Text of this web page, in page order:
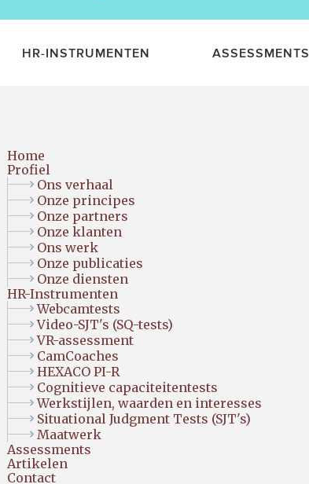
HR-INSTRUMENTEN ASSESSMENTS
Home
Profiel
Ons verhaal
Onze principes
Onze partners
Onze klanten
Ons werk
Onze publicaties
Onze diensten
HR-Instrumenten
Webcamtests
Video-SJT's (SQ-tests)
VR-assessment
CamCoaches
HEXACO PI-R
Cognitieve capaciteitentests
Werkstijlen, waarden en interesses
Situational Judgment Tests (SJT's)
Maatwerk
Assessments
Artikelen
Contact